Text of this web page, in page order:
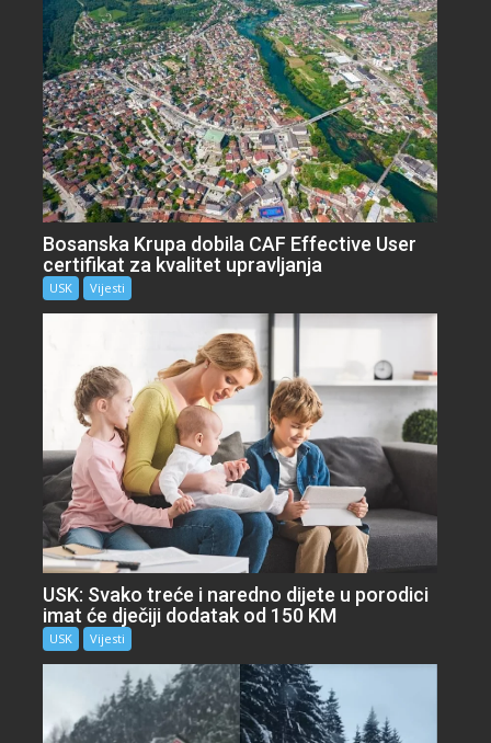
Bosanska Krupa dobila CAF Effective User
certifikat za kvalitet upravljanja
USK Vijesti
USK: Svako treće i naredno dijete u porodici
imat će dječiji dodatak od 150 KM
USK Vijesti